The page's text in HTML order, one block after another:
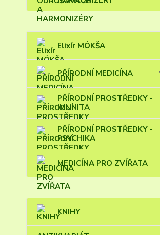
Elixír MÓKŠA
PŘÍRODNÍ MEDICÍNA
PŘÍRODNÍ PROSTŘEDKY -
IMUNITA
PŘÍRODNÍ PROSTŘEDKY -
PSYCHIKA
MEDICÍNA PRO ZVÍŘATA
KNIHY